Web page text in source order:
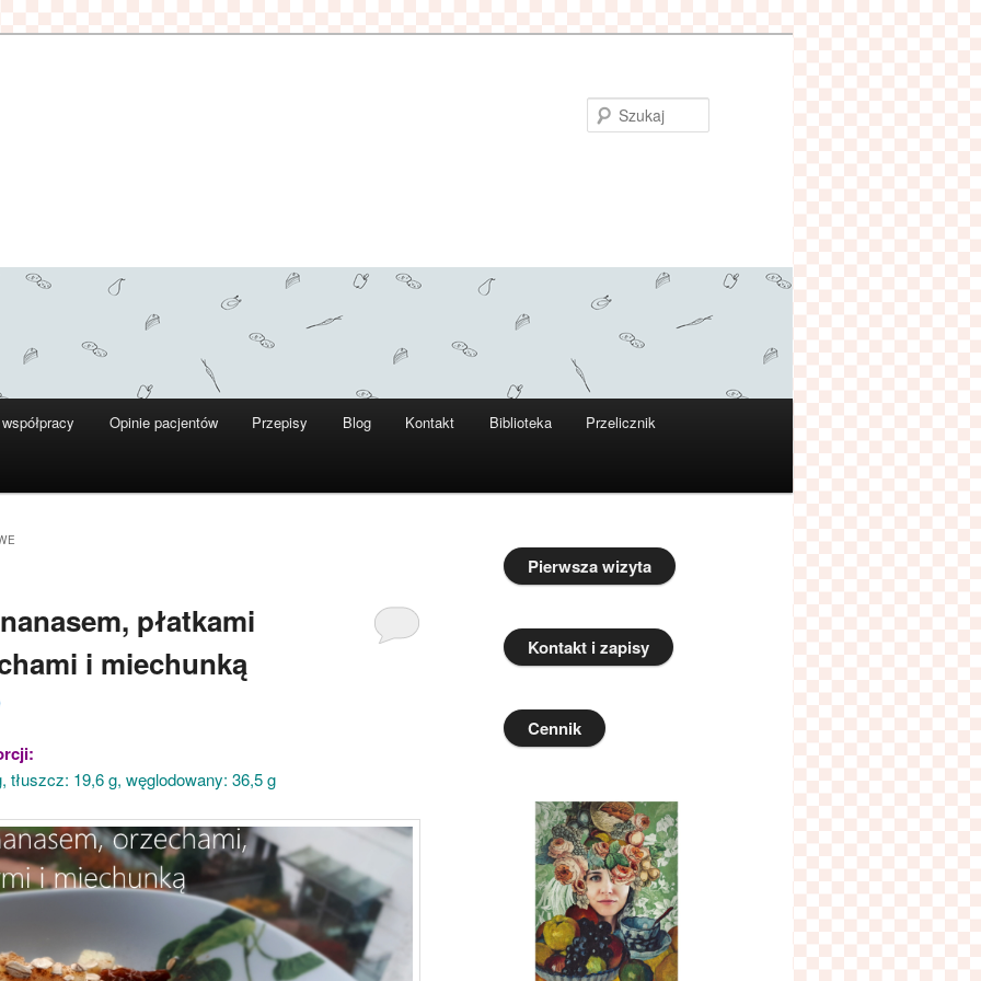
Opinie pacjentów Przepisy Blog Kontakt Biblioteka Przelicznik
płatkami
i miechunką
tłuszcz: 19,6 g, węglodowany: 36,5 g
Pierwsza wizyta
Kontakt i zapisy
Cennik